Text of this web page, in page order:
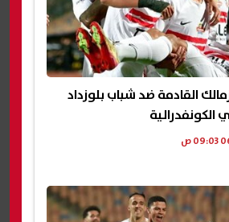
القادمة ضد شباب بلوزداد